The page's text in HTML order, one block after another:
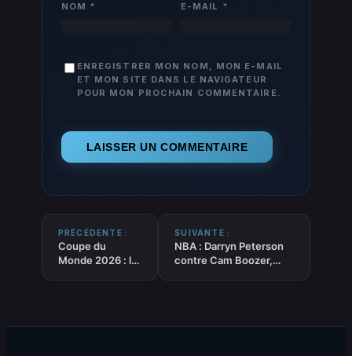
NOM * E-MAIL *
ENREGISTRER MON NOM, MON E-MAIL
ET MON SITE DANS LE NAVIGATEUR
POUR MON PROCHAIN COMMENTAIRE.
PRÉCÉDENTE :
Coupe du
Monde 2026 : la
SUIVANTE :
NBA : Darryn Peterson
contre Cam Boozer,